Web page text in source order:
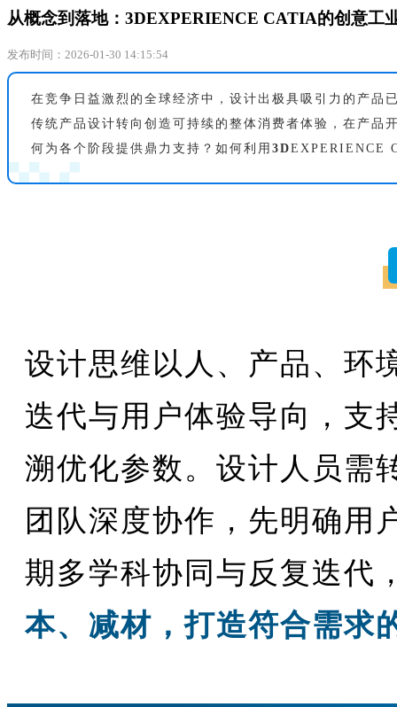
从概念到落地：3DEXPERIENCE CATIA的创意工
发布时间：2026-01-30 14:15:54
在竞争日益激烈的全球经济中，设计出极具吸引力的产品
传统产品设计转向创造可持续的整体消费者体验，在产品
何为各个阶段提供鼎力支持？如何利用 3DEXPERIENCE
设计思维以人、产品、环
迭代与用户体验导向，支
溯优化参数。设计人员需
团队深度协作，先明确用
期多学科协同与反复迭代
本、减材，打造符合需求